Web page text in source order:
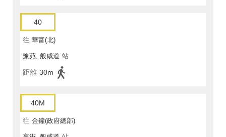
40
往 華富(北)
豫苑, 般咸道 站
距離 30m
40M
往 金鐘(政府總部)